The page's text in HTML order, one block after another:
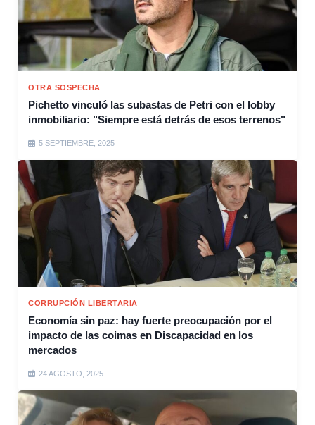
OTRA SOSPECHA
Pichetto vinculó las subastas de Petri con el lobby
inmobiliario: "Siempre está detrás de esos terrenos"
5 SEPTIEMBRE, 2025
CORRUPCIÓN LIBERTARIA
Economía sin paz: hay fuerte preocupación por el
impacto de las coimas en Discapacidad en los
mercados
24 AGOSTO, 2025